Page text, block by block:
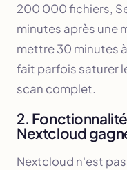
200 000 fichiers,
minutes après une
mettre 30 minutes
fait parfois saturer
scan complet.
2.
Nextcloud
Nextcloud n'est